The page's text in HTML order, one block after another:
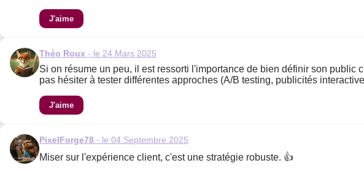
J'aime
Théo Roux - le 24 Mars 2025
Si on résume un peu, il est ressorti l'importance de bien définir son
pas hésiter à tester différentes approches (A/B testing, publicités
J'aime
PixelForge78 - le 04 Septembre 2025
Miser sur l'expérience client, c'est une stratégie robuste. 👍